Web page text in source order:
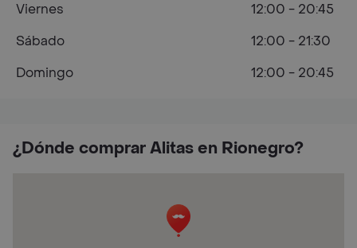
¿Dónde comprar Alitas en Rionegro?
Viernes
12:00 - 20:45
Sábado
12:00 - 21:30
Domingo
12:00 - 20:45